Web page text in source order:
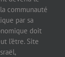
communauté
par sa
doit
l’être. Site